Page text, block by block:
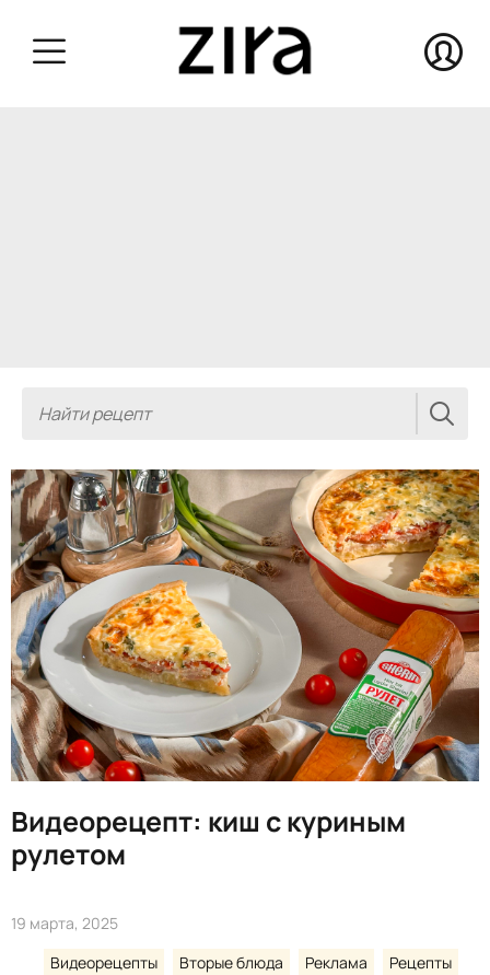
Видеорецепт: киш с куриным
рулетом
19 марта, 2025
Видеорецепты
Вторые блюда Реклама Рецепты